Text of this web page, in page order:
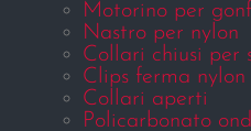
Motorino per
Nastro per nylon
Collari chiusi per
Clips ferma nylon
Collari aperti
Policarbonato